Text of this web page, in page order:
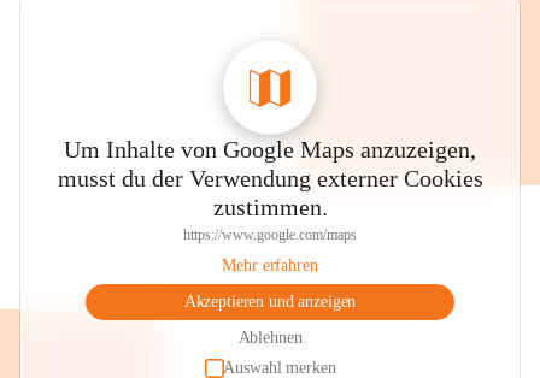
Um Inhalte von Google Maps anzuzeigen,
musst du der Verwendung externer Cookies
zustimmen.
https://www.google.com/maps
Mehr erfahren
Akzeptieren und anzeigen
Ablehnen
Auswahl merken